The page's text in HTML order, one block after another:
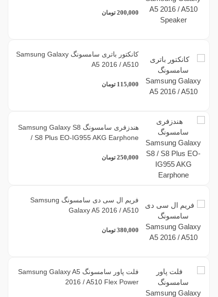
200,000 تومان
کانکتور باتری سامسونگ Samsung Galaxy
A5 2016 / A510
115,000 تومان
هندزفری سامسونگ Samsung Galaxy S8
/ S8 Plus EO-IG955 AKG Earphone
250,000 تومان
فریم ال سی دی سامسونگ Samsung
Galaxy A5 2016 / A510
380,000 تومان
فلت پاور سامسونگ Samsung Galaxy A5
2016 / A510 Flex Power